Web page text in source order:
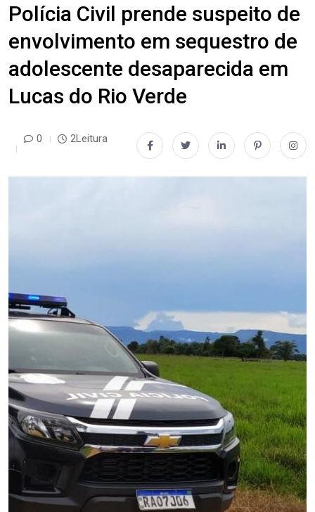
Polícia Civil prende suspeito de
envolvimento em sequestro de
adolescente desaparecida em
Lucas do Rio Verde
0 2Leitura